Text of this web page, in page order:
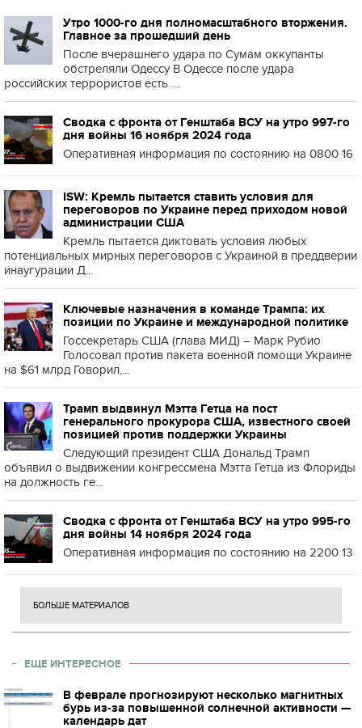
Утро 1000-го дня полномасштабного вторжения.
Главное за прошедший день
После вчерашнего удара по Сумам оккупанты
обстреляли Одессу В Одессе после удара
российских террористов есть ...
Сводка с фронта от Генштаба ВСУ на утро 997-го
дня войны 16 ноября 2024 года
Оперативная информация по состоянию на 0800 16
ISW: Кремль пытается ставить условия для
переговоров по Украине перед приходом новой
администрации США
Кремль пытается диктовать условия любых
потенциальных мирных переговоров с Украиной в преддверии
инаугурации Д...
Ключевые назначения в команде Трампа: их
позиции по Украине и международной политике
Госсекретарь США (глава МИД) – Марк Рубио
Голосовал против пакета военной помощи Украине
на $61 млрд Говорил,...
Трамп выдвинул Мэтта Гетца на пост
генерального прокурора США, известного своей
позицией против поддержки Украины
Следующий президент США Дональд Трамп
объявил о выдвижении конгрессмена Мэтта Гетца из Флориды
на должность ге...
Сводка с фронта от Генштаба ВСУ на утро 995-го
дня войны 14 ноября 2024 года
Оперативная информация по состоянию на 2200 13
БОЛЬШЕ МАТЕРИАЛОВ
ЕЩЕ ИНТЕРЕСНОЕ
В феврале прогнозируют несколько магнитных
бурь из-за повышенной солнечной активности —
календарь дат